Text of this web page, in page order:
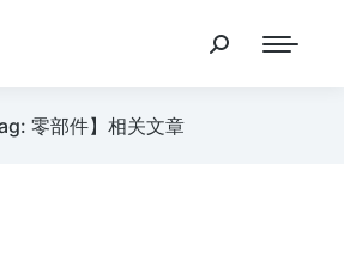
零部件】相关文章